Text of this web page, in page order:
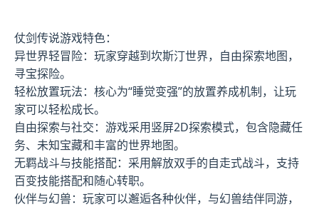
仗剑传说游戏特色：
异世界轻冒险：玩家穿越到坎斯汀世界，自由探索地图，
寻宝探险。
轻松放置玩法：核心为“睡觉变强”的放置养成机制，让玩
家可以轻松成长。
自由探索与社交：游戏采用竖屏2D探索模式，包含隐藏任
务、未知宝藏和丰富的世界地图。
无羁战斗与技能搭配：采用解放双手的自走式战斗，支持
百变技能搭配和随心转职。
伙伴与幻兽：玩家可以邂逅各种伙伴，与幻兽结伴同游，